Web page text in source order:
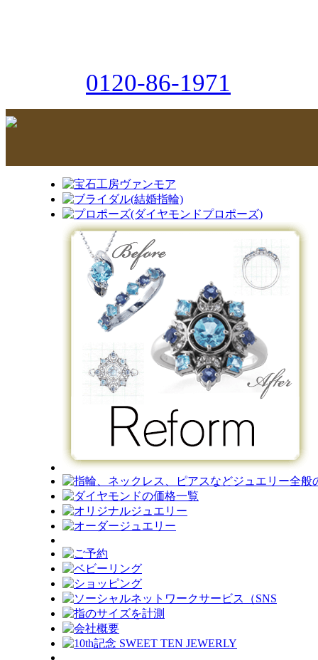
0120-86-1971